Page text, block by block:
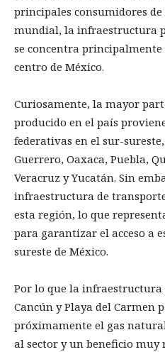
principales consumidores
mundial, la infraestructura
se concentra
centro de México.
Curiosamente, la mayor
producido en el país
federativas en el sur-
Guerrero, Oaxaca, Puebla,
Veracruz y Yucatán. Sin
infraestructura de
esta región, lo que
para garantizar el acceso a
sureste de México.
Por lo que la infraestructura
Cancún y Playa del Carmen
próximamente el gas
al sector y un beneficio muy